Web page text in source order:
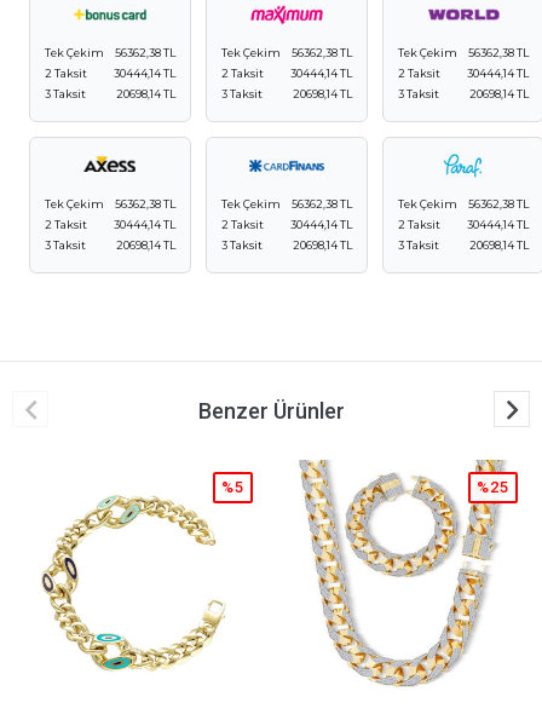
Tek Çekim
56362,38 TL
2 Taksit
30444,14 TL
3 Taksit
20698,14 TL
Tek Çekim
56362,38 TL
2 Taksit
30444,14 TL
3 Taksit
20698,14 TL
Tek Çekim
56362,38 TL
2 Taksit
30444,14 TL
3 Taksit
20698,14 TL
Tek Çekim
56362,38 TL
2 Taksit
30444,14 TL
3 Taksit
20698,14 TL
Tek Çekim
56362,38 TL
2 Taksit
30444,14 TL
3 Taksit
20698,14 TL
Tek Çekim
56362,38 TL
2 Taksit
30444,14 TL
3 Taksit
20698,14 TL
Benzer Ürünler
%5 %25